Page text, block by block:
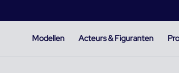
Modellen Acteurs & Figuranten